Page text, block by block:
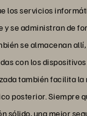
los servicios
y se administran de
se almacenan
con los
también facilita la
posterior. Siempre
sólido, una mejor